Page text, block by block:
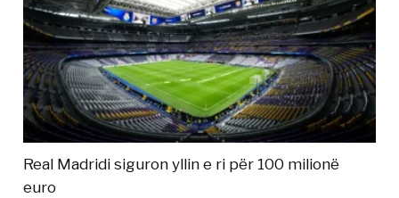
Real Madridi siguron yllin e ri për 100 milionë
euro